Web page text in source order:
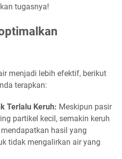
tugasnya!
menjadi lebih efektif, berikut
terapkan:
Terlalu Keruh: Meskipun pasir
partikel kecil, semakin keruh
hasil yang
tidak mengalirkan air yang